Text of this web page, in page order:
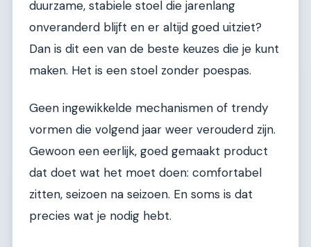
duurzame, stabiele stoel die jarenlang
onveranderd blijft en er altijd goed uitziet?
Dan is dit een van de beste keuzes die je kunt
maken. Het is een stoel zonder poespas.
Geen ingewikkelde mechanismen of trendy
vormen die volgend jaar weer verouderd zijn.
Gewoon een eerlijk, goed gemaakt product
dat doet wat het moet doen: comfortabel
zitten, seizoen na seizoen. En soms is dat
precies wat je nodig hebt.